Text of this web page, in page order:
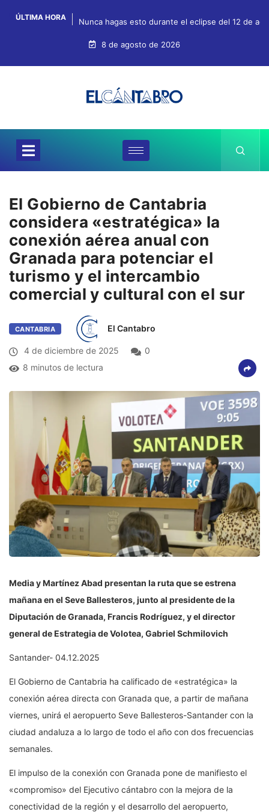
ÚLTIMA HORA Nunca hagas esto durante el eclipse del 12 de
8 de agosto de 2026
El Gobierno de Cantabria
considera «estratégica» la
conexión aérea anual con
Granada para potenciar el
turismo y el intercambio
comercial y cultural con el sur
CANTABRIA El Cantabro
4 de diciembre de 2025
0
8 minutos de lectura
Media y Martínez Abad presentan la ruta que se estrena
mañana en el Seve Ballesteros, junto al presidente de la
Diputación de Granada, Francis Rodríguez, y el director
general de Estrategia de Volotea, Gabriel Schmilovich
Santander- 04.12.2025
El Gobierno de Cantabria ha calificado de «estratégica» la
conexión aérea directa con Granada que, a partir de mañana
viernes, unirá el aeropuerto Seve Ballesteros-Santander con la
ciudad andaluza a lo largo de todo el año con dos frecuencias
semanales.
El impulso de la conexión con Granada pone de manifiesto el
«compromiso» del Ejecutivo cántabro con la mejora de la
conectividad de la región y el desarrollo del aeropuerto,